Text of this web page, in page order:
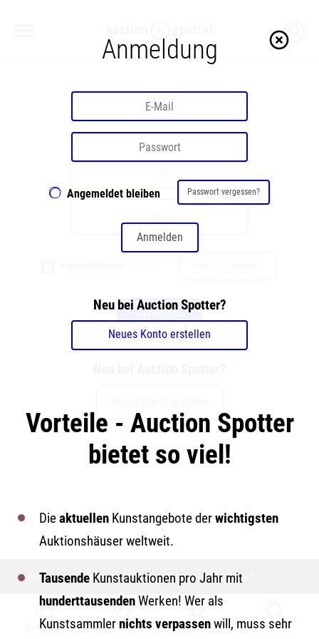
highlight_off
Anmeldung
Angemeldet bleiben Passwort vergessen?
Anmelden
Neu bei Auction Spotter?
Neues Konto erstellen
Vorteile - Auction Spotter
bietet so viel!
Dieaktuellen Kunstangebote derwichtigsten
Auktionshäuser weltweit.
Tausende Kunstauktionen pro Jahr mit
hunderttausendenWerken! Wer als
Kunstsammlernichts verpassenwill, muss sehr
Willkommen
Anmelden
LEXIKON KÜNSTLER KONTAKT & IMPRESSUM DATENSCHUTZ
FÜR MICH MEINE SUCHEN GEMERKT SUCHE